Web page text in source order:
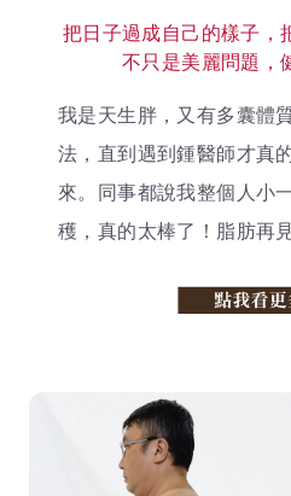
把日子過成自己的樣子，
不只是美麗問題，
我是天生胖，又有多囊體
法，直到遇到鍾醫師才真
來。同事都說我整個人小
穫，真的太棒了！脂肪再